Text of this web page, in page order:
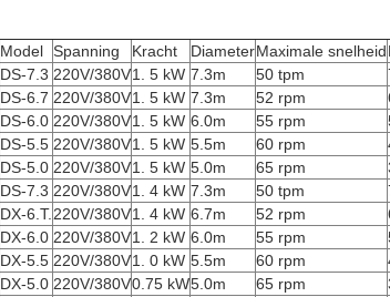
Model Spanning Kracht DiameterMaximale snelheid
DS-7.3 220V/380V1. 5 kW 7.3m 50 tpm
DS-6.7 220V/380V1. 5 kW 7.3m 52 rpm
DS-6.0 220V/380V1. 5 kW 6.0m 55 rpm
DS-5.5 220V/380V1. 5 kW 5.5m 60 rpm
DS-5.0 220V/380V1. 5 kW 5.0m 65 rpm
DS-7.3 220V/380V1. 4 kW 7.3m 50 tpm
DX-6.T. 220V/380V1. 4 kW 6.7m 52 rpm
DX-6.0 220V/380V1. 2 kW 6.0m 55 rpm
DX-5.5 220V/380V1. 0 kW 5.5m 60 rpm
DX-5.0 220V/380V0.75 kW5.0m 65 rpm